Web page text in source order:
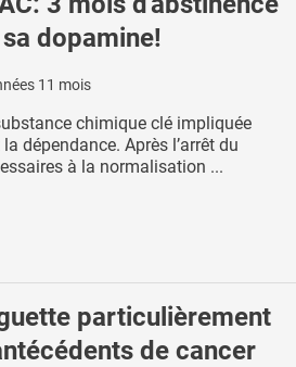
dopamine!
11 mois
chimique clé impliquée
dépendance. Après l’arrêt du
à la normalisation ...
particulièrement
de cancer